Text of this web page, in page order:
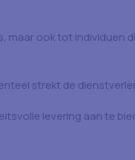
ook tot individuen
strekt de
levering aan te